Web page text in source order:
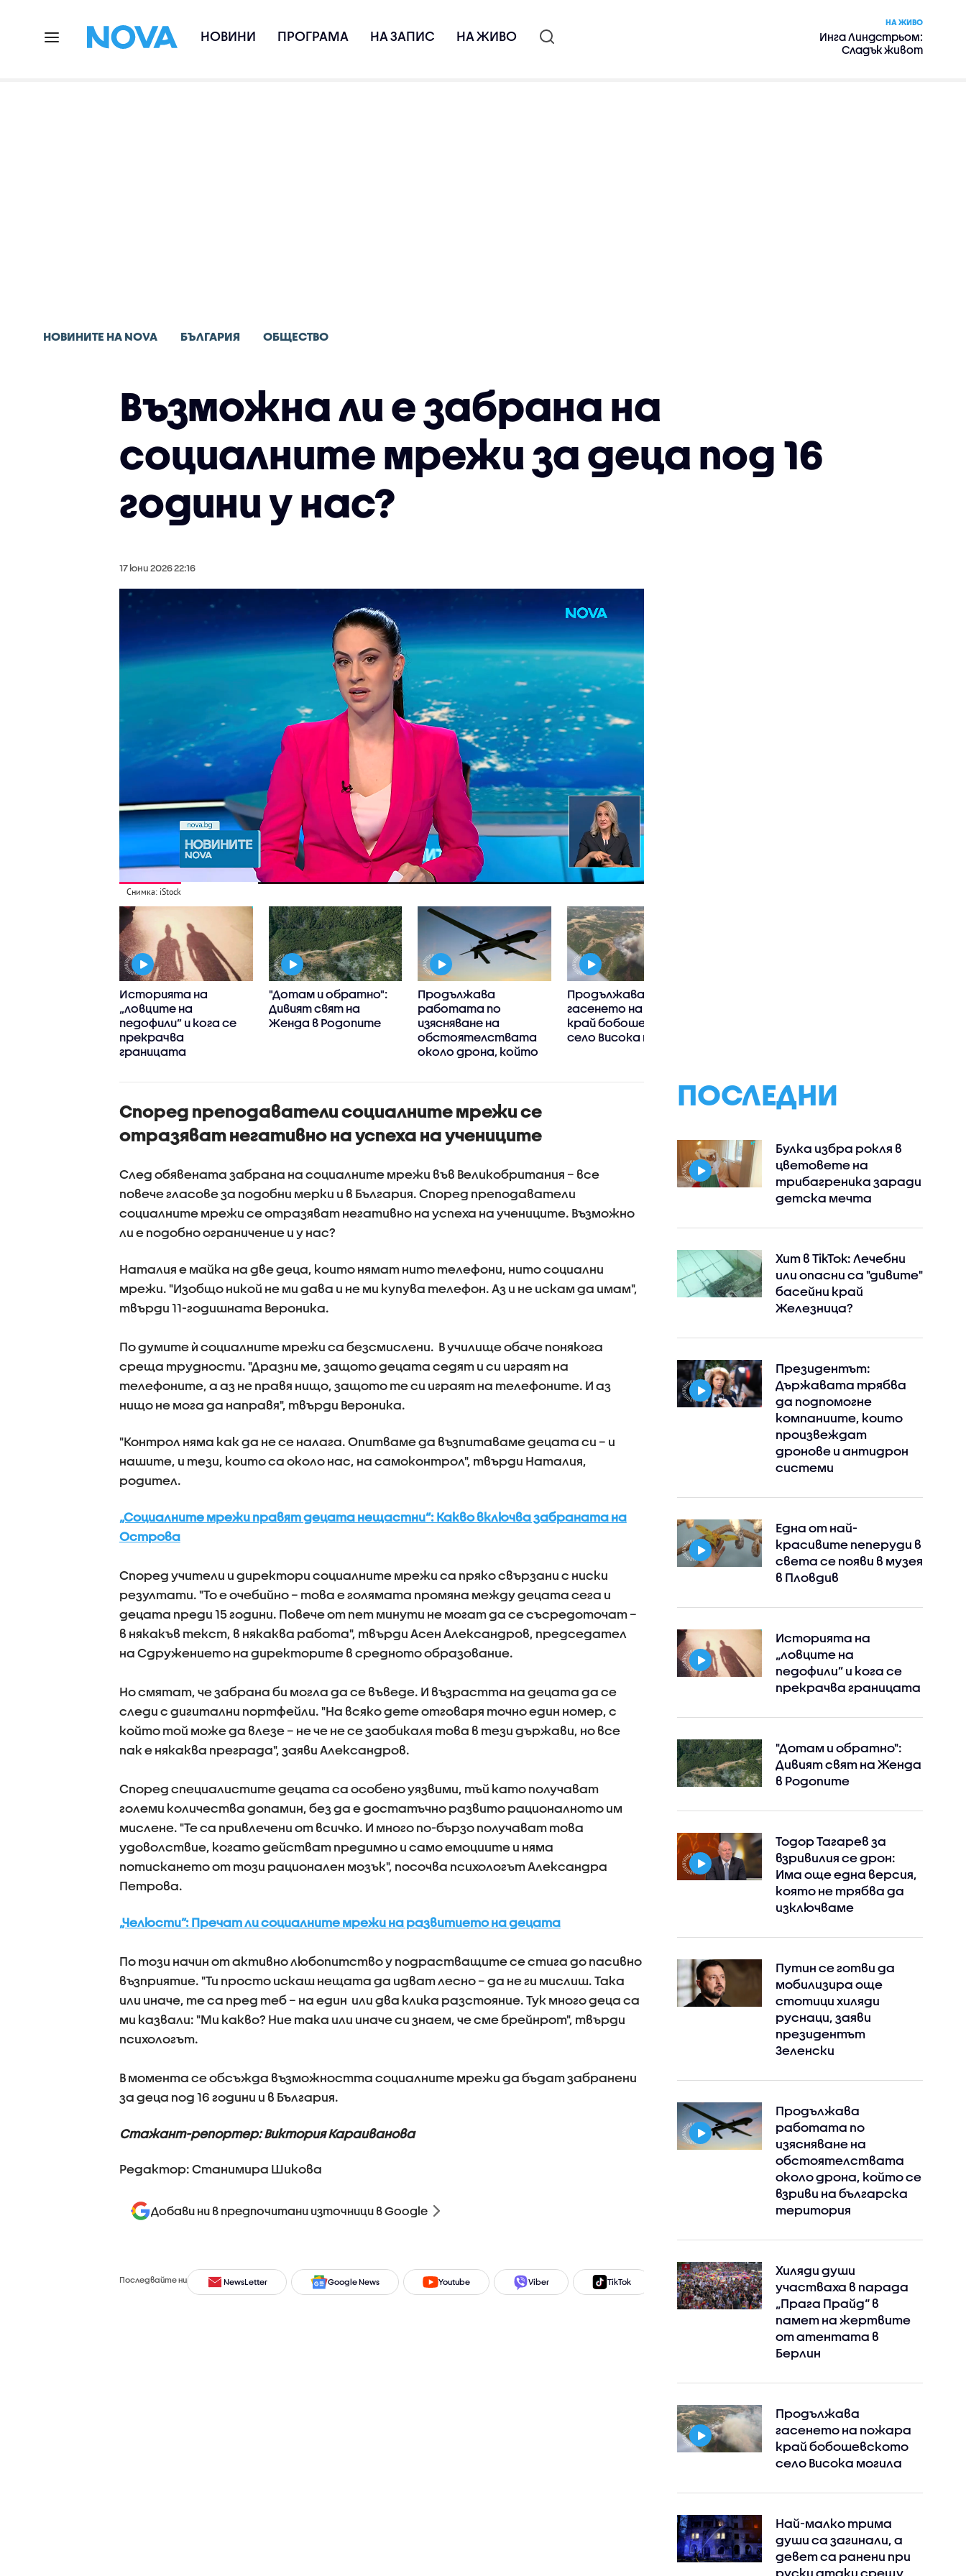
НОВИНИ ПРОГРАМА НА ЗАПИС НА ЖИВО
НА ЖИВО
Инга Линдстрьом:
Сладък живот
НОВИНИТЕ НА NOVA БЪЛГАРИЯ ОБЩЕСТВО
Възможна ли е забрана на
социалните мрежи за деца под 16
години у нас?
17 юни 2026 22:16
Снимка: iStock
Историята на
„ловците на
педофили” и кога се
прекрачва
границата
"Дотам и обратно":
Дивият свят на
Женда в Родопите
Продължава
работата по
изясняване на
обстоятелствата
около дрона, който
българска
Продължава
гасенето на пожара
край бобошевското
село Висока могила
Според преподаватели социалните мрежи се
отразяват негативно на успеха на учениците
След обявената забрана на социалните мрежи във Великобритания – все
повече гласове за подобни мерки и в България. Според преподаватели
социалните мрежи се отразяват негативно на успеха на учениците. Възможно
ли е подобно ограничение и у нас?
Наталия е майка на две деца, които нямат нито телефони, нито социални
мрежи. "Изобщо никой не ми дава и не ми купува телефон. Аз и не искам да имам",
твърди 11-годишната Вероника.
По думите ѝ социалните мрежи са безсмислени. В училище обаче понякога
среща трудности. "Дразни ме, защото децата седят и си играят на
телефоните, а аз не правя нищо, защото те си играят на телефоните. И аз
нищо не мога да направя", твърди Вероника.
"Контрол няма как да не се налага. Опитваме да възпитаваме децата си – и
нашите, и тези, които са около нас, на самоконтрол", твърди Наталия,
родител.
„Социалните мрежи правят децата нещастни“: Какво включва забраната на
Острова
Според учители и директори социалните мрежи са пряко свързани с ниски
резултати. "То е очебийно – това е голямата промяна между децата сега и
децата преди 15 години. Повече от пет минути не могат да се съсредоточат –
в някакъв текст, в някаква работа", твърди Асен Александров, председател
на Сдружението на директорите в средното образование.
Но смятат, че забрана би могла да се въведе. И възрастта на децата да се
следи с дигитални портфейли. "На всяко дете отговаря точно един номер, с
който той може да влезе – не че не се заобикаля това в тези държави, но все
пак е някаква преграда", заяви Александров.
Според специалистите децата са особено уязвими, тъй като получават
големи количества допамин, без да е достатъчно развито рационалното им
мислене. "Те са привлечени от всичко. И много по-бързо получават това
удоволствие, когато действат предимно и само емоциите и няма
потискането от този рационален мозък", посочва психологът Александра
Петрова.
„Челюсти”: Пречат ли социалните мрежи на развитието на децата
По този начин от активно любопитство у подрастващите се стига до пасивно
възприятие. "Ти просто искаш нещата да идват лесно – да не ги мислиш. Така
или иначе, те са пред теб – на един или два клика разстояние. Тук много деца са
ми казвали: "Ми какво? Ние така или иначе си знаем, че сме брейнрот", твърди
психологът.
В момента се обсъжда възможността социалните мрежи да бъдат забранени
за деца под 16 години и в България.
Стажант-репортер: Виктория Караиванова
Редактор: Станимира Шикова
Добави ни в предпочитани източници в Google
Последвайте ни NewsLetter Google News Youtube Viber TikTok Instagram Facebook
ПОСЛЕДНИ
Булка избра рокля в
цветовете на
трибагреника заради
детска мечта
Хит в TikTok: Лечебни
или опасни са "дивите"
басейни край
Железница?
Президентът:
Държавата трябва
да подпомогне
компаниите, които
произвеждат
дронове и антидрон
системи
Една от най-
красивите пеперуди в
света се появи в музея
в Пловдив
Историята на
„ловците на
педофили” и кога се
прекрачва границата
"Дотам и обратно":
Дивият свят на Женда
в Родопите
Тодор Тагарев за
взривилия се дрон:
Има още една версия,
която не трябва да
изключваме
Путин се готви да
мобилизира още
стотици хиляди
руснаци, заяви
президентът
Зеленски
Продължава
работата по
изясняване на
обстоятелствата
около дрона, който се
взриви на българска
територия
Хиляди души
участваха в парада
„Прага Прайд“ в
памет на жертвите
от атентата в
Берлин
Продължава
гасенето на пожара
край бобошевското
село Висока могила
Най-малко трима
души са загинали, а
девет са ранени при
руски атаки срещу